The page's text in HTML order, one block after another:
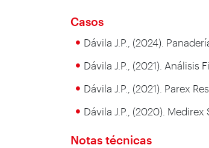
Casos
Dávila J.P., (2024).
Dávila J.P., (2021).
Dávila J.P., (2021). Parex
Dávila J.P., (2020).
Notas técnicas